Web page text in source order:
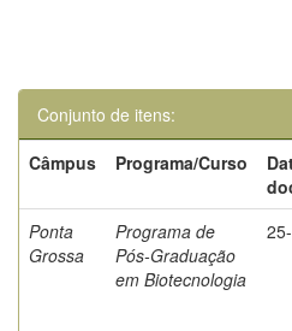
Conjunto de itens:
Câmpus
Programa/Curso
Ponta
Grossa
Programa de
Pós-Graduação
em Biotecnologia